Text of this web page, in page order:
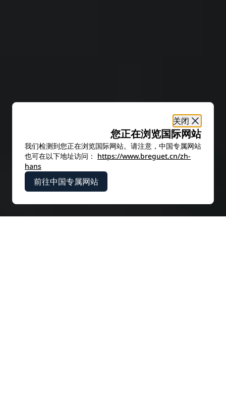
您正在浏览国际网站
关闭
我们检测到您正在浏览国际网站。请注意，中国专属网站
也可在以下地址访问： https://www.breguet.cn/zh-
hans
前往中国专属网站